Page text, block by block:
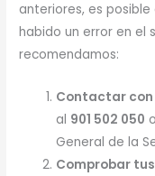
anteriores, es
habido un error en el
recomendamos:
Contactar con
al 901 502 050
General de la
Comprobar